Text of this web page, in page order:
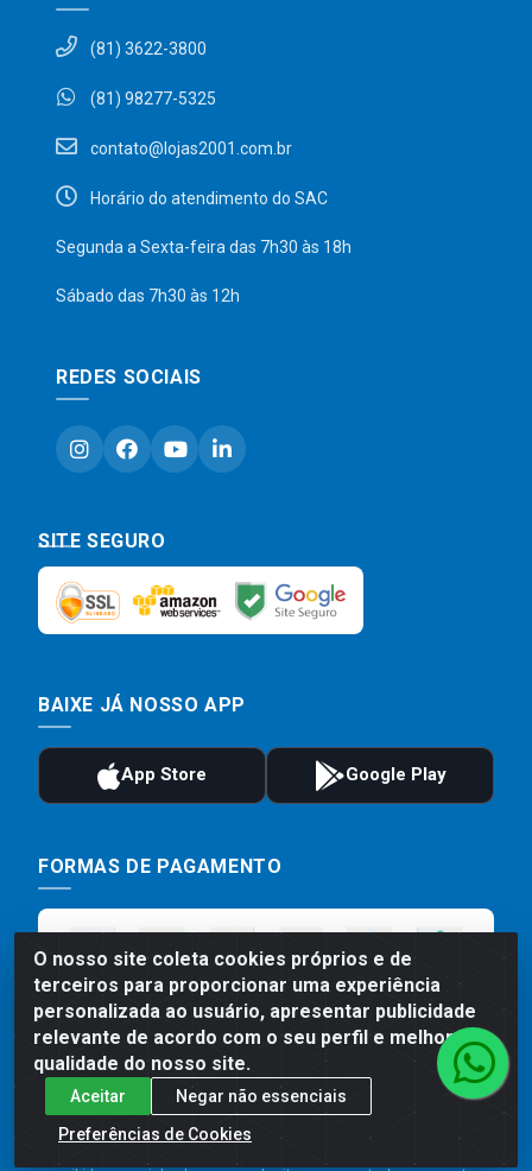
O nosso site coleta cookies próprios e de
terceiros para proporcionar uma experiência
personalizada ao usuário, apresentar publicidade
relevante de acordo com o seu perfil e melhorar a
qualidade do nosso site.
Aceitar
Negar não essenciais
Preferências de Cookies
(81) 3622-3800
(81) 98277-5325
contato@lojas2001.com.br
Horário do atendimento do SAC
Segunda a Sexta-feira das 7h30 às 18h
Sábado das 7h30 às 12h
REDES SOCIAIS
SITE SEGURO
BAIXE JÁ NOSSO APP
FORMAS DE PAGAMENTO
Preços, promoções, condições de pagamento e frete são válidos
para compras realizadas exclusivamente pelo site. Caso haja